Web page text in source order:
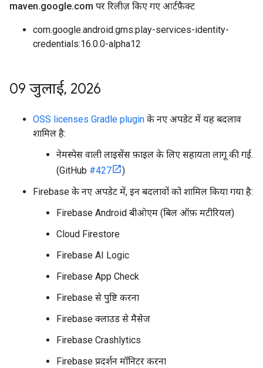
maven.google.com पर रिलीज़ किए गए आर्टफ़ैक्ट
com.google.android.gms:play-services-identity-
credentials:16.0.0-alpha12
09 जुलाई, 2026
OSS licenses Gradle plugin के नए अपडेट में यह बदलाव
शामिल है:
नेमस्पेस वाली लाइसेंस फ़ाइल के लिए सहायता लागू की गई.
(GitHub #427
)
Firebase के नए अपडेट में, इन बदलावों को शामिल किया गया है:
Firebase Android बीओएम (बिल ऑफ़ मटीरियल)
Cloud Firestore
Firebase AI Logic
Firebase App Check
Firebase से पुष्टि करना
Firebase क्लाउड से मैसेज
Firebase Crashlytics
Firebase प्रदर्शन मॉनिटर करना